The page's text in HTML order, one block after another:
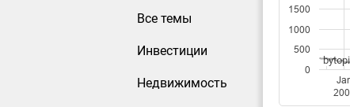
Все темы
Инвестиции
Недвижимость
Данные
0
500
1000
1500